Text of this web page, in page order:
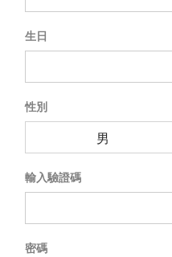
生日
性別
男
輸入驗證碼
密碼